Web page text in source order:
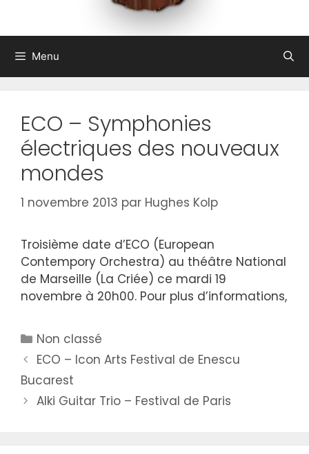
Menu
ECO – Symphonies
électriques des nouveaux
mondes
1 novembre 2013 par Hughes Kolp
Troisième date d’ECO (European
Contempory Orchestra) au théâtre National
de Marseille (La Criée) ce mardi 19
novembre à 20h00. Pour plus d’informations,
Catégories
Non classé
ECO – Icon Arts Festival de Enescu
Bucarest
Alki Guitar Trio – Festival de Paris